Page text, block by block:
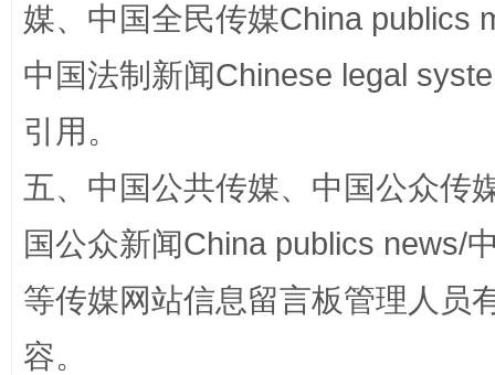
漫山遍野的桃花与雪山、麦地、白藏房 除
媒、中国全民传媒China publics
中国法制新闻Chinese legal
引用。
五、中国公共传媒、中国公众传
国公众新闻China publics news/
等传媒网站信息留言板管理人员
容。